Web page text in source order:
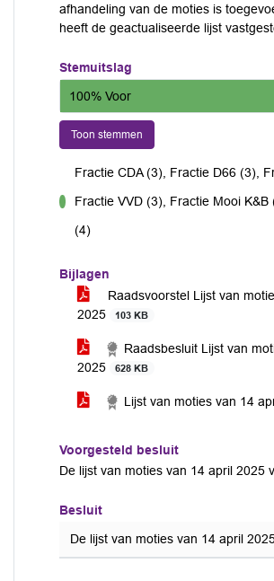
afhandeling van de moties is
heeft de geactualiseerde lijst
Stemuitslag
100% Voor
Toon stemmen
Fractie CDA (3), Fractie D66 (3),
Fractie VVD (3), Fractie Mooi K&B
(4)
Bijlagen
Raadsvoorstel Lijst van
2025
103 KB
Raadsbesluit Lijst van
2025
628 KB
Lijst van moties van 14
Voorgesteld besluit
De lijst van moties van 14 april 2025
Besluit
De lijst van moties van 14 april